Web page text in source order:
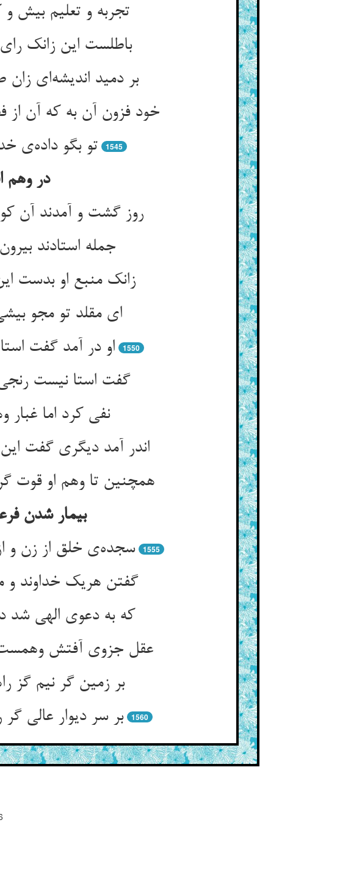
تجربه و تعلیم بیش
باطلست این زانک
بر دمید اندیشه‌ای
خود فزون آن به که آن
تو بگو داده‌ی
1545
در وهم
روز گشت و آمدند آن
جمله استادند
زانک منبع او بدست
ای مقلد تو مجو
او در آمد گفت
1550
گفت استا نیست
نفی کرد اما
اندر آمد دیگری گفت
همچنین تا وهم او قوت
بیمار شدن
سجده‌ی خلق از زن و
1555
گفتن هریک خداوند
که به دعوی الهی شد
عقل جزوی آفتش
بر زمین گر نیم گز
بر سر دیوار
1560